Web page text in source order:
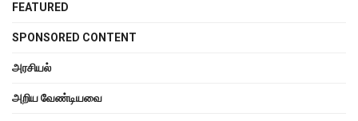
FEATURED
SPONSORED CONTENT
அரசியல்
அறிய வேண்டியவை